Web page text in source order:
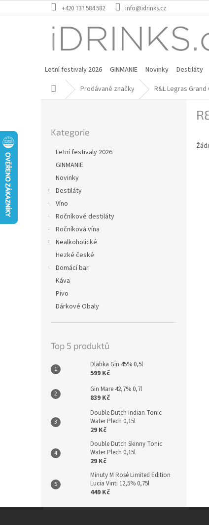
na
+420 737 584 582 info@idrinks.cz
Letní festivaly 2026 GINMANIE Novinky Destiláty
Domů Prodávané značky R&L Legras Grand
kategorie
Kategorie
Letní festivaly 2026
GINMANIE
Novinky
Destiláty
Víno
Ročníkové destiláty
Ročníková vína
Nealkoholické
Hezké české
Domácí bar
Káva
Pivo
Dárkové Obaly
Top 5 produktů
Dlabka Gin 45% 0,5l
599 Kč
Gin Mare 42,7% 0,7l
839 Kč
Double Dutch Indian Tonic
Water Plech 0,15l
29 Kč
Double Dutch Skinny Tonic
Water Plech 0,15l
29 Kč
Minuty M Rosé Limited Edition
Lucia Vinti 12,5% 0,75l
449 Kč